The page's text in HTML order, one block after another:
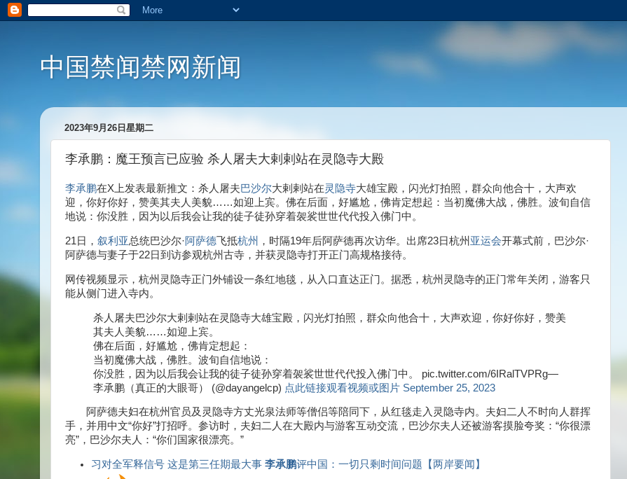
中国禁闻禁网新闻
2023年9月26日星期二
李承鹏：魔王预言已应验 杀人屠夫大剌剌站在灵隐寺大殿
李承鹏在X上发表最新推文：杀人屠夫巴沙尔大剌剌站在灵隐寺大雄宝殿，闪光灯拍照，群众向他合十，大声欢
迎，你好你好，赞美其夫人美貌……如迎上宾。佛在后面，好尴尬，佛肯定想起：当初魔佛大战，佛胜。波旬自信
地说：你没胜，因为以后我会让我的徒子徒孙穿着袈裟世世代代投入佛门中。
21日， 叙利亚总统巴沙尔·阿萨德飞抵杭州 ，时隔19年后阿萨德再次访华。出席23日杭州 亚运会开幕式前，巴沙尔·
阿萨德与妻子于22日到访参观杭州古寺，并获灵隐寺打开正门高规格接待。
网传视频显示，杭州灵隐寺正门外铺设一条红地毯，从入口直达正门。据悉，杭州灵隐寺的正门常年关闭，游客只
能从侧门进入寺内。
杀人屠夫巴沙尔大剌剌站在灵隐寺大雄宝殿，闪光灯拍照，群众向他合十，大声欢迎，你好你好，赞美
其夫人美貌……如迎上宾。
佛在后面，好尴尬，佛肯定想起：
当初魔佛大战，佛胜。波旬自信地说：
你没胜，因为以后我会让我的徒子徒孙穿着袈裟世世代代投入佛门中。 pic.twitter.com/6IRalTVPRg—
李承鹏（真正的大眼哥） (@dayangelcp) 点此链接观看视频或图片 September 25, 2023
阿萨德夫妇在杭州官员及灵隐寺方丈光泉法师等僧侣等陪同下，从红毯走入灵隐寺内。夫妇二人不时向人群挥
手，并用中文“你好”打招呼。参访时，夫妇二人在大殿内与游客互动交流，巴沙尔夫人还被游客摸脸夸奖：“你很漂
亮”，巴沙尔夫人：“你们国家很漂亮。”
习对全军释信号 这是第三任期最大事李承鹏评中国：一切只剩时间问题【两岸要闻】